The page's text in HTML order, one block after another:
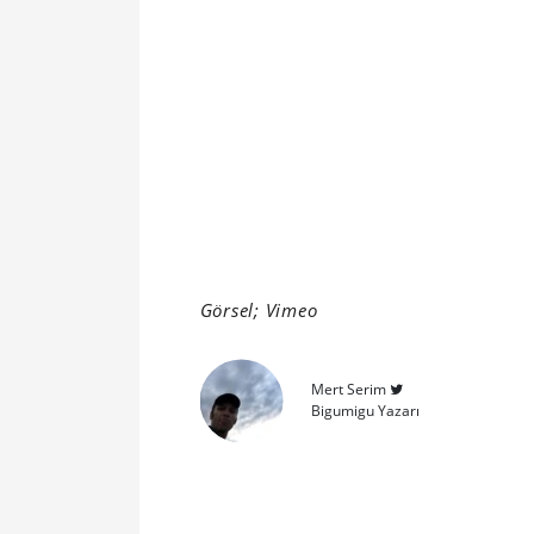
Görsel; Vimeo
Mert Serim
Bigumigu Yazarı